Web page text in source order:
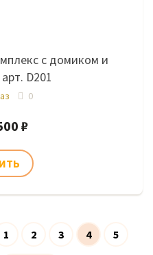
с домиком и
D201
0
₽
1 2 3 4 5